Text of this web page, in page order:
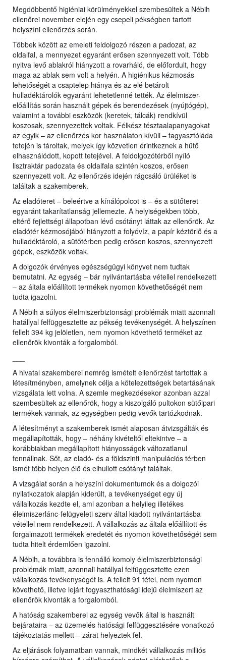
Megdöbbentő higiéniai körülményekkel szembesültek a Nébih
ellenőrei november elején egy csepeli pékségben tartott
helyszíni ellenőrzés során.
Többek között az emeleti feldolgozó részen a padozat, az
oldalfal, a mennyezet egyaránt erősen szennyezett volt. Több
nyitva levő ablakról hiányzott a rovarháló, de előfordult, hogy
maga az ablak sem volt a helyén. A higiénikus kézmosás
lehetőségét a csaptelep hiánya és az elé betárolt
hulladéktárolók egyaránt lehetetlenné tették. Az élelmiszer-
előállítás során használt gépek és berendezések (nyújtógép),
valamint a további eszközök (keretek, tálcák) rendkívül
koszosak, szennyezettek voltak. Félkész tésztaalapanyagokat
az egyik – az ellenőrzés kor használaton kívüli – fagyasztóláda
tetején is tároltak, melyek így közvetlen érintkeznek a hűtő
elhasználódott, kopott tetejével. A feldolgozótérből nyíló
lisztraktár padozata és oldalfala szintén koszos, erősen
szennyezett volt. Az ellenőrzés idején rágcsáló ürüléket is
találtak a szakemberek.
Az eladóteret – beleértve a kínálópolcot is – és a sütőteret
egyaránt takarítatlanság jellemezte. A helyiségekben több,
eltérő fejlettségi állapotban lévő csótányt láttak az ellenőrök. Az
eladótér kézmosójából hiányzott a folyóvíz, a papír kéztörlő és a
hulladéktároló, a sütőtérben pedig erősen koszos, szennyezett
gépek, eszközök voltak.
A dolgozók érvényes egészségügyi könyvet nem tudtak
bemutatni. Az egység – bár nyilvántartásba vétellel rendelkezett
– az általa előállított termékek nyomon követhetőségét nem
tudta igazolni.
A Nébih a súlyos élelmiszerbiztonsági problémák miatt azonnali
hatállyal felfüggesztette az pékség tevékenységét. A helyszínen
fellelt 394 kg jelöletlen, nem nyomon követhető terméket az
ellenőrök kivonták a forgalomból.
A hivatal szakemberei nemrég ismételt ellenőrzést tartottak a
létesítményben, amelynek célja a kötelezettségek betartásának
vizsgálata lett volna. A szemle megkezdésekor azonban azzal
szembesültek az ellenőrök, hogy a kiszolgáló pultokon sütőipari
termékek vannak, az egységben pedig vevők tartózkodnak.
A létesítményt a szakemberek ismét alaposan átvizsgálták és
megállapították, hogy – néhány kivételtől eltekintve – a
korábbiakban megállapított hiányosságok változatlanul
fennállnak. Sőt, az eladó- és a földszinti manipulációs térben
ismét több helyen élő és elhullott csótányt találtak.
A vizsgálat során a helyszíni dokumentumok és a dolgozói
nyilatkozatok alapján kiderült, a tevékenységet egy új
vállalkozás kezdte el, ami azonban a helyileg illetékes
élelmiszerlánc-felügyeleti szerv által kiadott nyilvántartásba
vétellel nem rendelkezett. A vállalkozás az általa előállított és
forgalmazott termékek eredetét és nyomon követhetőségét sem
tudta hitelt érdemlően igazolni.
A Nébih, a továbbra is fennálló komoly élelmiszerbiztonsági
problémák miatt, azonnali hatállyal felfüggesztette ezen
vállalkozás tevékenységét is. A fellelt 91 tétel, nem nyomon
követhető, illetve lejárt fogyaszthatósági idejű élelmiszert az
ellenőrök kivonták a forgalomból.
A hatóság szakemberei az egység vevők által is használt
bejárataira – az üzemelés hatósági felfüggesztésére vonatkozó
tájékoztatás mellett – zárat helyeztek fel.
Az eljárások folyamatban vannak, mindkét vállalkozás milliós